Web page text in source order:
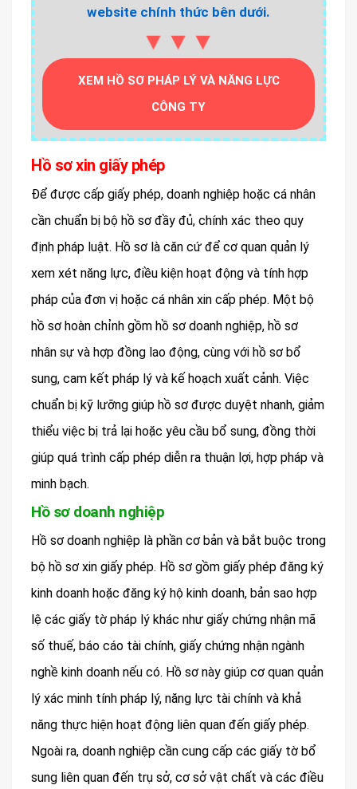
website chính thức bên dưới.
▼▼▼
XEM HỒ SƠ PHÁP LÝ VÀ NĂNG LỰC
CÔNG TY
Hồ sơ xin giấy phép
Để được cấp giấy phép, doanh nghiệp hoặc cá nhân
cần chuẩn bị bộ hồ sơ đầy đủ, chính xác theo quy
định pháp luật. Hồ sơ là căn cứ để cơ quan quản lý
xem xét năng lực, điều kiện hoạt động và tính hợp
pháp của đơn vị hoặc cá nhân xin cấp phép. Một bộ
hồ sơ hoàn chỉnh gồm hồ sơ doanh nghiệp, hồ sơ
nhân sự và hợp đồng lao động, cùng với hồ sơ bổ
sung, cam kết pháp lý và kế hoạch xuất cảnh. Việc
chuẩn bị kỹ lưỡng giúp hồ sơ được duyệt nhanh, giảm
thiểu việc bị trả lại hoặc yêu cầu bổ sung, đồng thời
giúp quá trình cấp phép diễn ra thuận lợi, hợp pháp và
minh bạch.
Hồ sơ doanh nghiệp
Hồ sơ doanh nghiệp là phần cơ bản và bắt buộc trong
bộ hồ sơ xin giấy phép. Hồ sơ gồm giấy phép đăng ký
kinh doanh hoặc đăng ký hộ kinh doanh, bản sao hợp
lệ các giấy tờ pháp lý khác như giấy chứng nhận mã
số thuế, báo cáo tài chính, giấy chứng nhận ngành
nghề kinh doanh nếu có. Hồ sơ này giúp cơ quan quản
lý xác minh tính pháp lý, năng lực tài chính và khả
năng thực hiện hoạt động liên quan đến giấy phép.
Ngoài ra, doanh nghiệp cần cung cấp các giấy tờ bổ
sung liên quan đến trụ sở, cơ sở vật chất và các điều